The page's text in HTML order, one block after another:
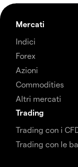
Mercati
Indici
Forex
Azioni
Commodities
Altri mercati
Trading
Trading con i
Trading con le